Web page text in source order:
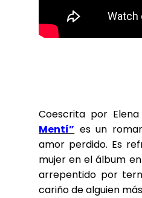
Coescrita por
Mentí” es un
amor perdido. Es
mujer en el álbum
arrepentido por
cariño de alguien